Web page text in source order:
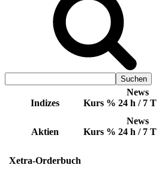
Indizes Kurs %
News
24 h / 7 T
Aktien Kurs %
News
24 h / 7 T
Xetra-Orderbuch